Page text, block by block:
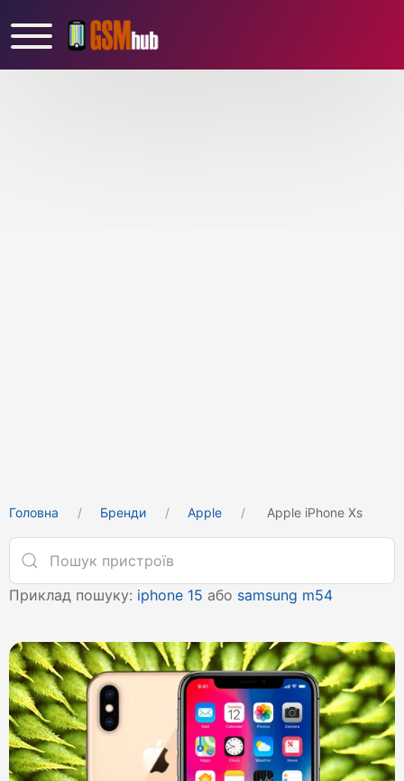
Головна Бренди Apple Apple iPhone Xs
Приклад пошуку: iphone 15 або samsung m54